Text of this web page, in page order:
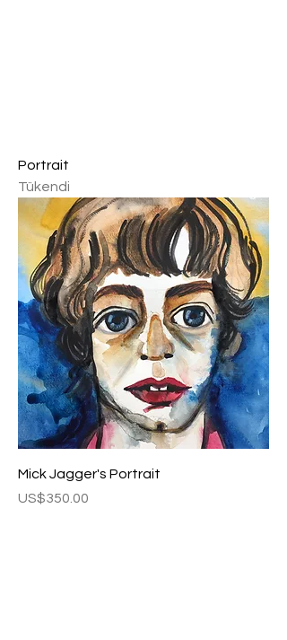
Portrait
Tükendi
Mick Jagger's Portrait
Fiyat
US$350.00